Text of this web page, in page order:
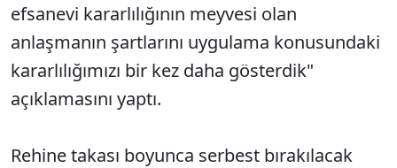
efsanevi kararlılığının meyvesi olan
anlaşmanın şartlarını uygulama konusundaki
kararlılığımızı bir kez daha gösterdik"
açıklamasını yaptı.
Rehine takası boyunca serbest bırakılacak